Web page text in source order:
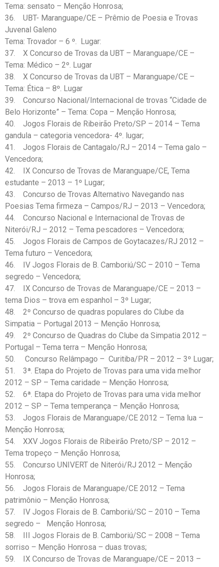
Tema: sensato – Menção Honrosa;
36. UBT- Maranguape/CE – Prêmio de Poesia e Trovas
Juvenal Galeno
Tema: Trovador – 6 º. Lugar:
37. X Concurso de Trovas da UBT – Maranguape/CE –
Tema: Médico – 2º. Lugar
38. X Concurso de Trovas da UBT – Maranguape/CE –
Tema: Ética – 8º. Lugar
39. Concurso Nacional/Internacional de trovas “Cidade de
Belo Horizonte” – Tema: Copa – Menção Honrosa;
40. Jogos Florais de Ribeirão Preto/SP – 2014 – Tema
gandula – categoria vencedora- 4º. lugar;
41. Jogos Florais de Cantagalo/RJ – 2014 – Tema galo –
Vencedora;
42. IX Concurso de Trovas de Maranguape/CE, Tema
estudante – 2013 – 1º Lugar;
43. Concurso de Trovas Alternativo Navegando nas
Poesias Tema firmeza – Campos/RJ – 2013 – Vencedora;
44. Concurso Nacional e Internacional de Trovas de
Niterói/RJ – 2012 – Tema pescadores – Vencedora;
45. Jogos Florais de Campos de Goytacazes/RJ 2012 –
Tema futuro – Vencedora;
46. IV Jogos Florais de B. Camboriú/SC – 2010 – Tema
segredo – Vencedora;
47. IX Concurso de Trovas de Maranguape/CE – 2013 –
tema Dios – trova em espanhol – 3º Lugar;
48. 2º Concurso de quadras populares do Clube da
Simpatia – Portugal 2013 – Menção Honrosa;
49. 2º Concurso de Quadras do Clube da Simpatia 2012 –
Portugal – Tema terra – Menção Honrosa;
50. Concurso Relâmpago – Curitiba/PR – 2012 – 3º Lugar;
51. 3ª. Etapa do Projeto de Trovas para uma vida melhor
2012 – SP – Tema caridade – Menção Honrosa;
52. 6ª. Etapa do Projeto de Trovas para uma vida melhor
2012 – SP – Tema temperança – Menção Honrosa;
53. Jogos Florais de Maranguape/CE 2012 – Tema lua –
Menção Honrosa;
54. XXV Jogos Florais de Ribeirão Preto/SP – 2012 –
Tema tropeço – Menção Honrosa;
55. Concurso UNIVERT de Niterói/RJ 2012 – Menção
Honrosa;
56. Jogos Florais de Maranguape/CE 2012 – Tema
patrimônio – Menção Honrosa;
57. IV Jogos Florais de B. Camboriú/SC – 2010 – Tema
segredo – Menção Honrosa;
58. III Jogos Florais de B. Camboriú/SC – 2008 – Tema
sorriso – Menção Honrosa – duas trovas;
59. IX Concurso de Trovas de Maranguape/CE – 2013 –